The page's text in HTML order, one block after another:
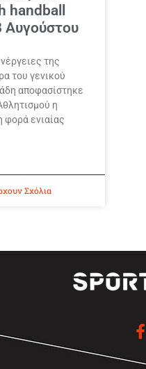
handball
Αυγούστου
της
του γενικού
αποφασίστηκε
η
φορά ενιαίας
Σχόλια